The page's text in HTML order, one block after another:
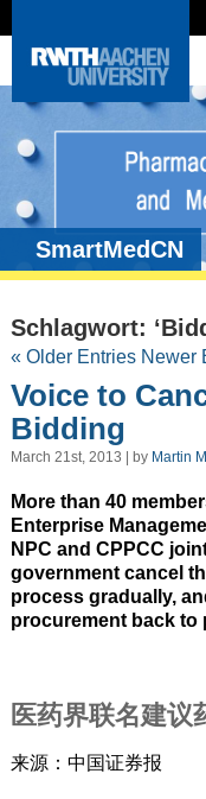
SmartMedCN
Schlagwort:
« Older Entries Newer
Voice to
Bidding
March 21st, 2013 | by Martin
More than 40
Enterprise
NPC and CPPCC
government cancel
process gradually,
procurement back to
医药界联名建议
来源：中国证券报